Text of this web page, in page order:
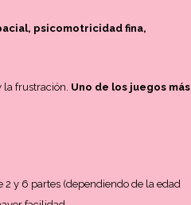
psicomotricidad fina,
frustración. Uno de los juegos más
2 y 6 partes (dependiendo de la edad